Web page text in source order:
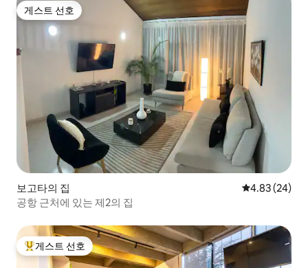
게스트 선호
게스트 선호
보고타의 집 평점 4.83점(5
4.83 (24)
공항 근처에 있는 제2의 집
상위 게스트 선호
게스트 선호